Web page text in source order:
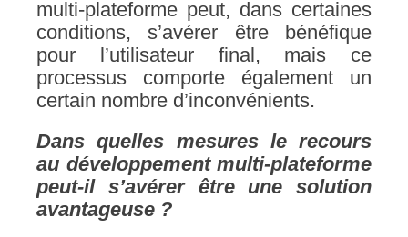
multi-plateforme peut, dans certaines
conditions, s’avérer être bénéfique
pour l’utilisateur final, mais ce
processus comporte également un
certain nombre d’inconvénients.
Dans quelles mesures le recours
au développement multi-plateforme
peut-il s’avérer être une solution
avantageuse ?